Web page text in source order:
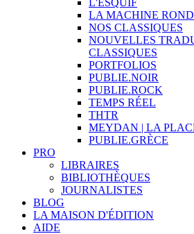
LA MACHINE
NOS CLASSIQUES
NOUVELLES
CLASSIQUES
PORTFOLIOS
PUBLIE.NOIR
PUBLIE.ROCK
TEMPS RÉEL
THTR
MEYDAN | LA
PUBLIE.GRÈCE
PRO
LIBRAIRES
BIBLIOTHÈQUES
JOURNALISTES
BLOG
LA MAISON D'ÉDITION
AIDE